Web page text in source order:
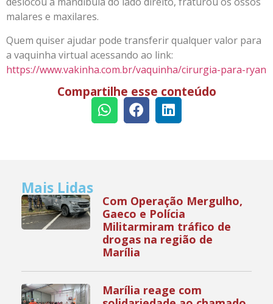
malares e maxilares.
Quem quiser ajudar pode transferir qualquer valor para
a vaquinha virtual acessando ao link:
https://www.vakinha.com.br/vaquinha/cirurgia-para-ryan
Compartilhe esse conteúdo
Mais Lidas
Com Operação Mergulho,
Gaeco e Polícia
Militarmiram tráfico de
drogas na região de
Marília
Marília reage com